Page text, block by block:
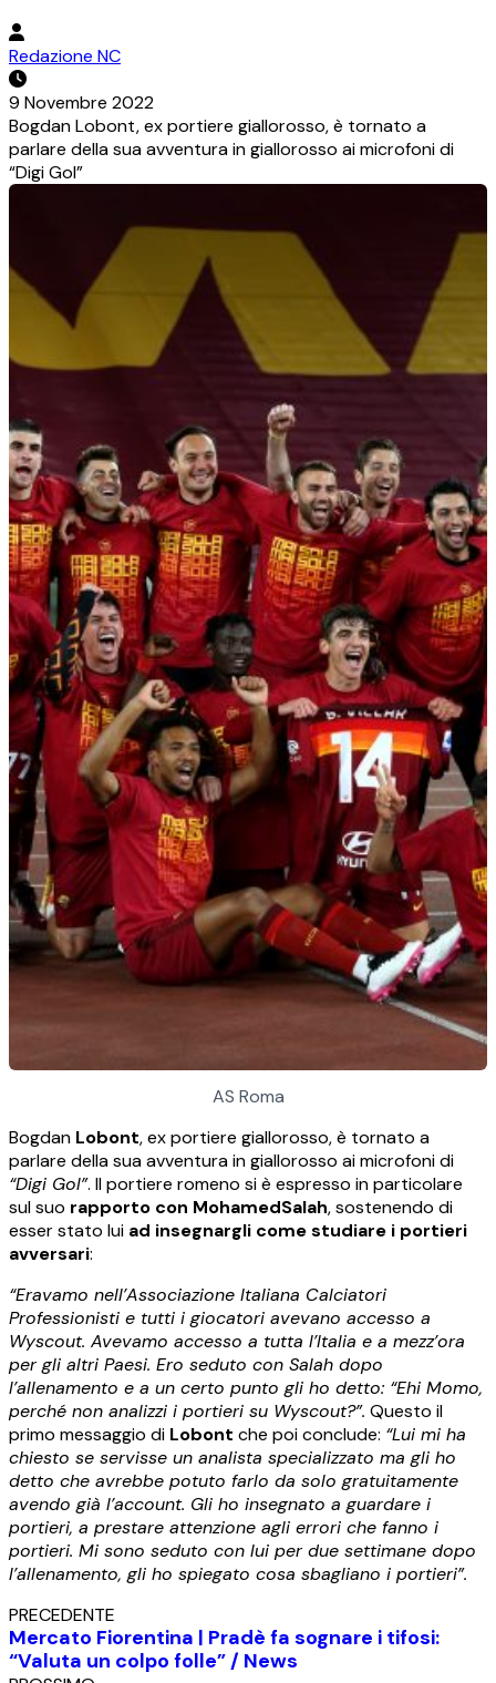
Redazione NC
9 Novembre 2022
Bogdan Lobont, ex portiere giallorosso, è tornato a
parlare della sua avventura in giallorosso ai microfoni di
“Digi Gol”
AS Roma
Bogdan Lobont, ex portiere giallorosso, è tornato a
parlare della sua avventura in giallorosso ai microfoni di
“Digi Gol”. Il portiere romeno si è espresso in particolare
sul suo rapporto con MohamedSalah, sostenendo di
esser stato lui ad insegnargli come studiare i portieri
avversari:
“Eravamo nell’Associazione Italiana Calciatori
Professionisti e tutti i giocatori avevano accesso a
Wyscout. Avevamo accesso a tutta l’Italia e a mezz’ora
per gli altri Paesi. Ero seduto con Salah dopo
l’allenamento e a un certo punto gli ho detto: “Ehi Momo,
perché non analizzi i portieri su Wyscout?”. Questo il
primo messaggio di Lobont che poi conclude: “Lui mi ha
chiesto se servisse un analista specializzato ma gli ho
detto che avrebbe potuto farlo da solo gratuitamente
avendo già l’account. Gli ho insegnato a guardare i
portieri, a prestare attenzione agli errori che fanno i
portieri. Mi sono seduto con lui per due settimane dopo
l’allenamento, gli ho spiegato cosa sbagliano i portieri”.
PRECEDENTE
Mercato Fiorentina | Pradè fa sognare i tifosi:
“Valuta un colpo folle” / News